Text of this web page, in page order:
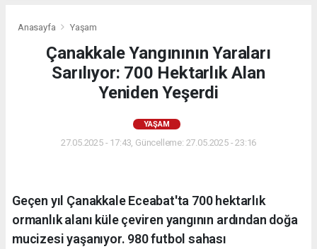
Anasayfa Yaşam
Çanakkale Yangınının Yaraları
Sarılıyor: 700 Hektarlık Alan
Yeniden Yeşerdi
YAŞAM
27.05.2025 - 17:43, Güncelleme: 27.05.2025 - 23:16
Geçen yıl Çanakkale Eceabat'ta 700 hektarlık
ormanlık alanı küle çeviren yangının ardından doğa
mucizesi yaşanıyor. 980 futbol sahası